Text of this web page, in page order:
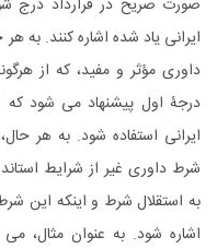
صورت صریح در قرارداد درج
ایرانی یاد شده اشاره کنند. به
داوری مؤثر و مفید، که از
درجۀ اول پیشنهاد می شود که
ایرانی استفاده شود. به هر
شرط داوری غیر از شرایط
به استقلال شرط و اینکه این
اشاره شود. به عنوان مثال،